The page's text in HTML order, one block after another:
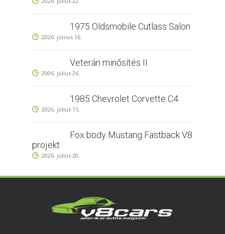
1975 Oldsmobile Cutlass Salon
2026. június 16.
Veterán minősítés II.
2006. július 26.
1985 Chevrolet Corvette C4
2026. július 15.
Fox body Mustang Fastback V8
projekt
2026. július 20.